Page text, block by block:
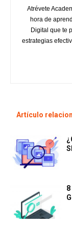
Atrévete
hora de
Digital que te
estrategias
Artículo